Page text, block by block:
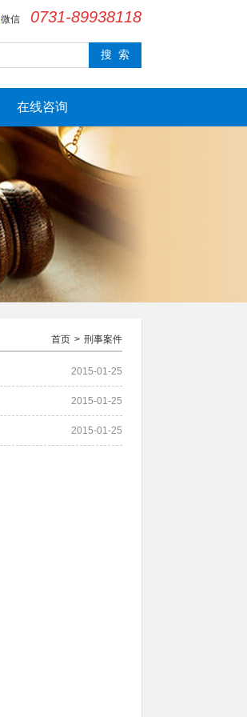
微信 0731-89938118
在线咨询
首页 > 刑事案件
2015-01-25
2015-01-25
2015-01-25